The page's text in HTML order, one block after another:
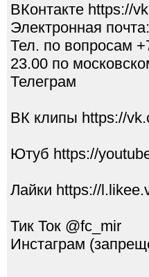
ВКонтакте https://
Электронная
Тел. по вопросам
23.00 по
Телеграм
ВК клипы https://
Ютуб https://
Лайки https://
Тик Ток @fc_mir
Инстаграм